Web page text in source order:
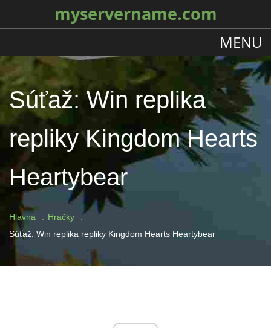
myservername.com
MENU
Súťaž: Win replika
repliky Kingdom Hearts
Heartybear
Hlavná
Hračky
Súťaž: Win replika repliky Kingdom Hearts Heartybear